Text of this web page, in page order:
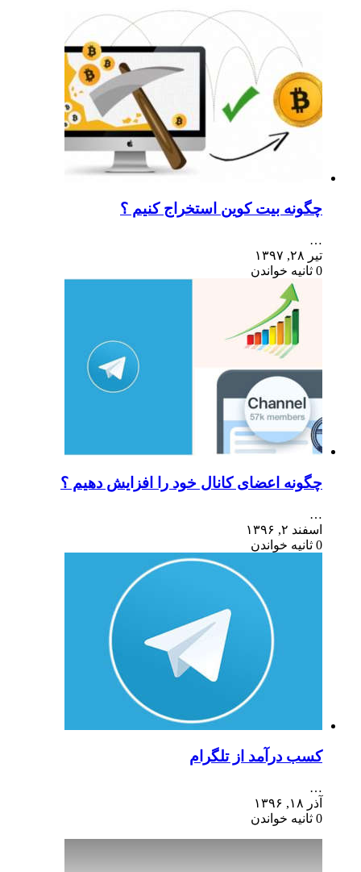
چگونه بیت کوین استخراج کنیم ؟
…
تیر ۲۸, ۱۳۹۷
0 ثانیه خواندن
چگونه اعضای کانال خود را افزایش دهیم ؟
…
اسفند ۲, ۱۳۹۶
0 ثانیه خواندن
کسب درآمد از تلگرام
…
آذر ۱۸, ۱۳۹۶
0 ثانیه خواندن